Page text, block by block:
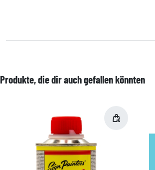
Produkte, die dir auch gefallen könnten